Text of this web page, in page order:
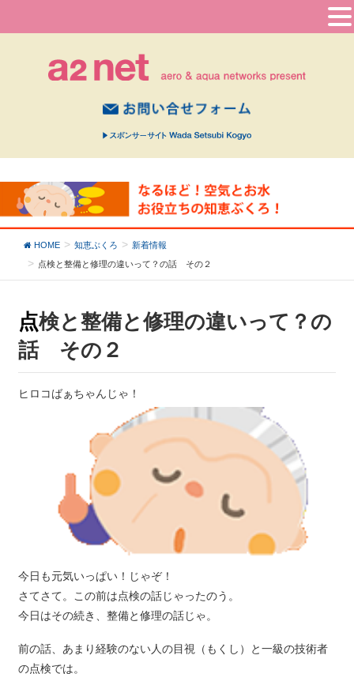
HOME 知恵ぶくろ
新着情報
点検と整備と修理の違いって？の話 その２
点検と整備と修理の違いって？の
話 その２
ヒロコばぁちゃんじゃ！
今日も元気いっぱい！じゃぞ！
さてさて。この前は点検の話じゃったのう。
今日はその続き、整備と修理の話じゃ。
前の話、あまり経験のない人の目視（もくし）と一級の技術者
の点検では。